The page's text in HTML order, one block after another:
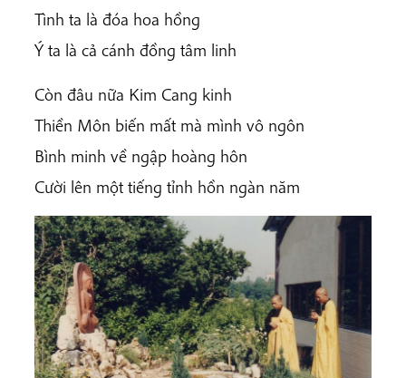
Tình ta là đóa hoa hồng
Ý ta là cả cánh đồng tâm linh
Còn đâu nữa Kim Cang kinh
Thiền Môn biến mất mà mình vô ngôn
Bình minh về ngập hoàng hôn
Cười lên một tiếng tỉnh hồn ngàn năm